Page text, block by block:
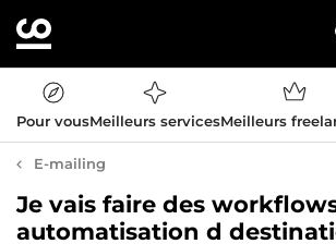
Pour vousMeilleurs servicesMeilleurs
E-mailing
Je vais faire des
automatisation d